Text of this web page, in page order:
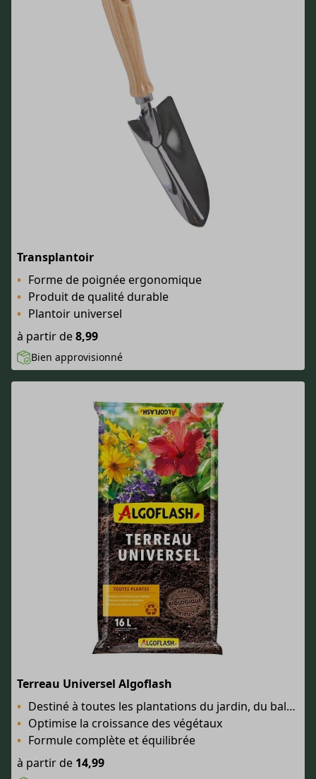
Transplantoir
Forme de poignée ergonomique
Produit de qualité durable
Plantoir universel
à partir de8,99
Bien approvisionné
Terreau Universel Algoflash
Destiné à toutes les plantations du jardin, du balcon et de la maison
Optimise la croissance des végétaux
Formule complète et équilibrée
à partir de 14,99